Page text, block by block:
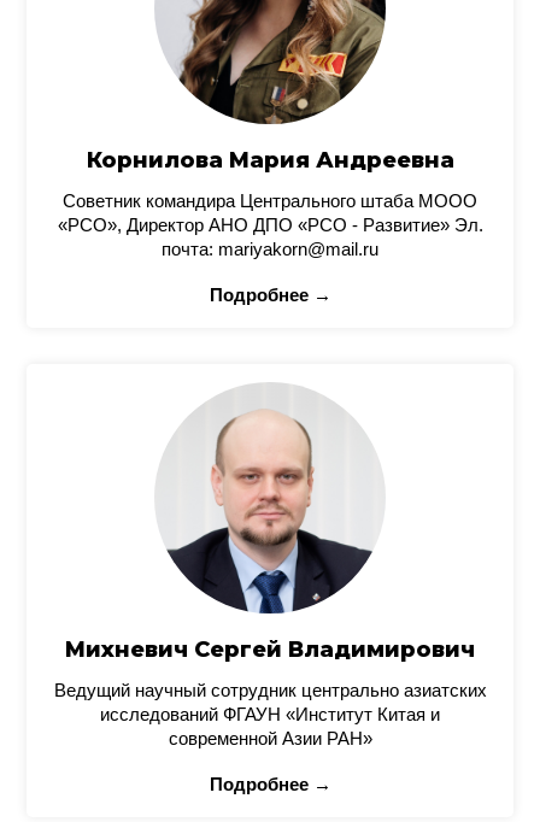
Корнилова Мария Андреевна
Советник командира Центрального штаба МООО
«РСО», Директор АНО ДПО «РСО - Развитие» Эл.
почта: mariyakorn@mail.ru
Подробнее →
Михневич Сергей Владимирович
Ведущий научный сотрудник центрально азиатских
исследований ФГАУН «Институт Китая и
современной Азии РАН»
Подробнее →